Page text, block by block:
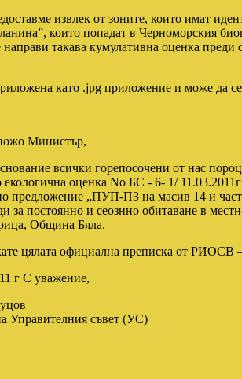
извлек от зоните, които имат
които попадат в Черноморския
направи такава кумулативна оценка
като .jpg приложение и може да
Министър,
всички горепосочени от нас
оценка No БС - 6- 1/
предложение „ПУП-ПЗ на масив 14 и част
за постоянно и сеознно обитаване в
Община Бяла.
цялата официална преписка от РИОСВ
г С уважение,
Управителния съвет (УС)